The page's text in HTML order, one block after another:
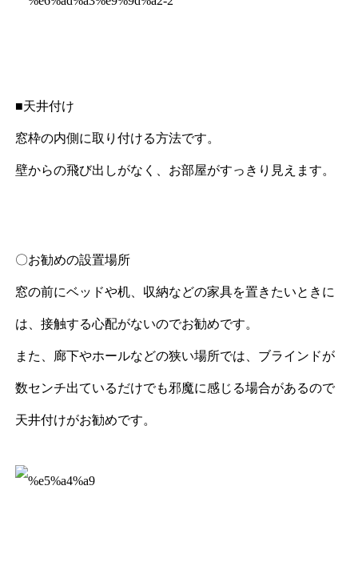
■天井付け
窓枠の内側に取り付ける方法です。
壁からの飛び出しがなく、お部屋がすっきり見えます。
〇お勧めの設置場所
窓の前にベッドや机、収納などの家具を置きたいときに
は、接触する心配がないのでお勧めです。
また、廊下やホールなどの狭い場所では、ブラインドが
数センチ出ているだけでも邪魔に感じる場合があるので
天井付けがお勧めです。